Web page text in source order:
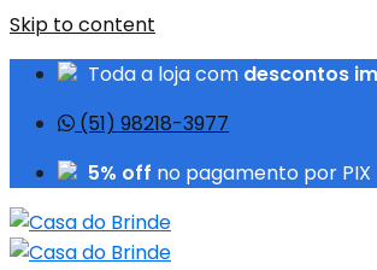
Skip to content
Toda a loja com descontos
(51) 98218-3977
5% off no pagamento por PIX